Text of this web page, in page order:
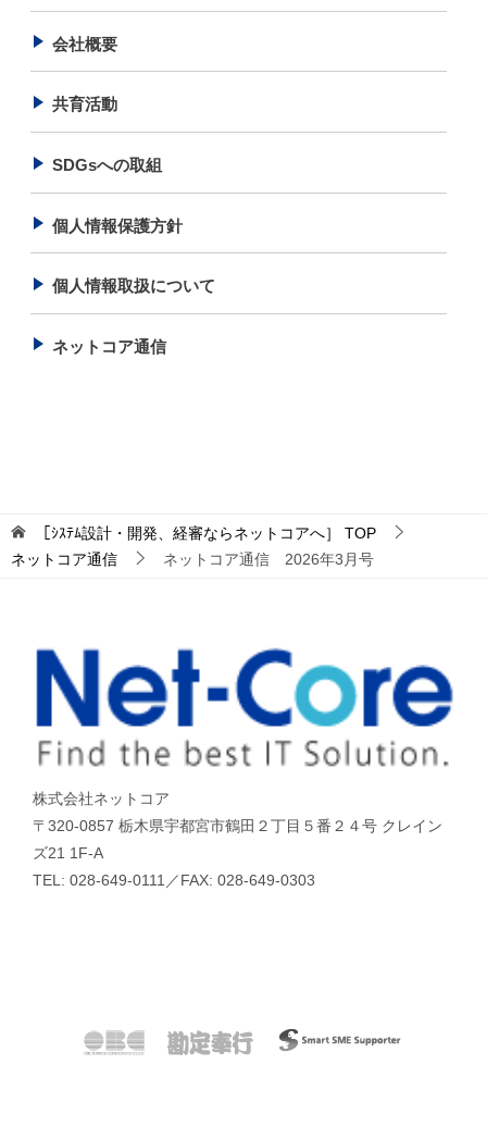
シ
ョ
会社概要
共育活動
SDGsへの取組
個人情報保護方針
個人情報取扱について
ネットコア通信
［ｼｽﾃﾑ設計・開発、経審ならネットコアへ］
TOP
ネットコア通信
ネットコア通信 2026年3月号
株式会社ネットコア
〒320-0857 栃木県宇都宮市鶴田２丁目５番２４号 クレイン
ズ21 1F-A
TEL: 028-649-0111／FAX: 028-649-0303